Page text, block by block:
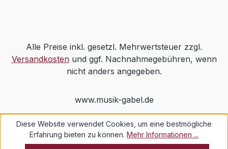
Alle Preise inkl. gesetzl. Mehrwertsteuer zzgl.
Versandkostenund ggf. Nachnahmegebühren, wenn
nicht anders angegeben.
www.musik-gabel.de
Diese Website verwendet Cookies, um eine bestmögliche
Erfahrung bieten zu können. Mehr Informationen ...